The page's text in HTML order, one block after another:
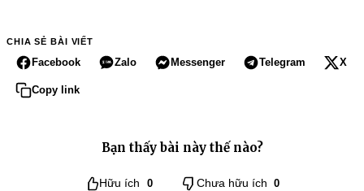
CHIA SẺ BÀI VIẾT
Facebook Zalo Messenger Telegram X
Copy link
Bạn thấy bài này thế nào?
Hữu ích 0 Chưa hữu ích 0